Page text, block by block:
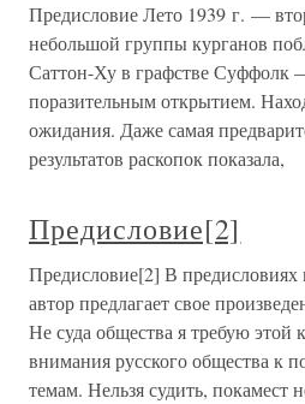
Предисловие Лето 1939 г. —
небольшой группы курганов
Саттон-Ху в графстве Суффолк
поразительным открытием.
ожидания. Даже самая
результатов раскопок показала,
Предисловие[2]
Предисловие[2] В предисловиях
автор предлагает свое
Не суда общества я требую
внимания русского общества к
темам. Нельзя судить, покамест